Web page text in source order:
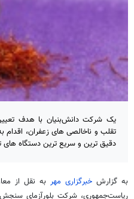
یک شرکت دانش‌بنیان با هدف
تقلب و ناخالصی های زعفران، اقدام
دقیق ترین و سریع ترین دستگاه های
به گزارش خبرگزاری مهر به نقل از
ریاست‌جمهوری، شرکت بلورآزمایسنجش